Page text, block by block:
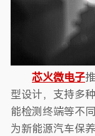
芯火微电子
型设计，支持多
能检测终端等不
为新能源汽车保